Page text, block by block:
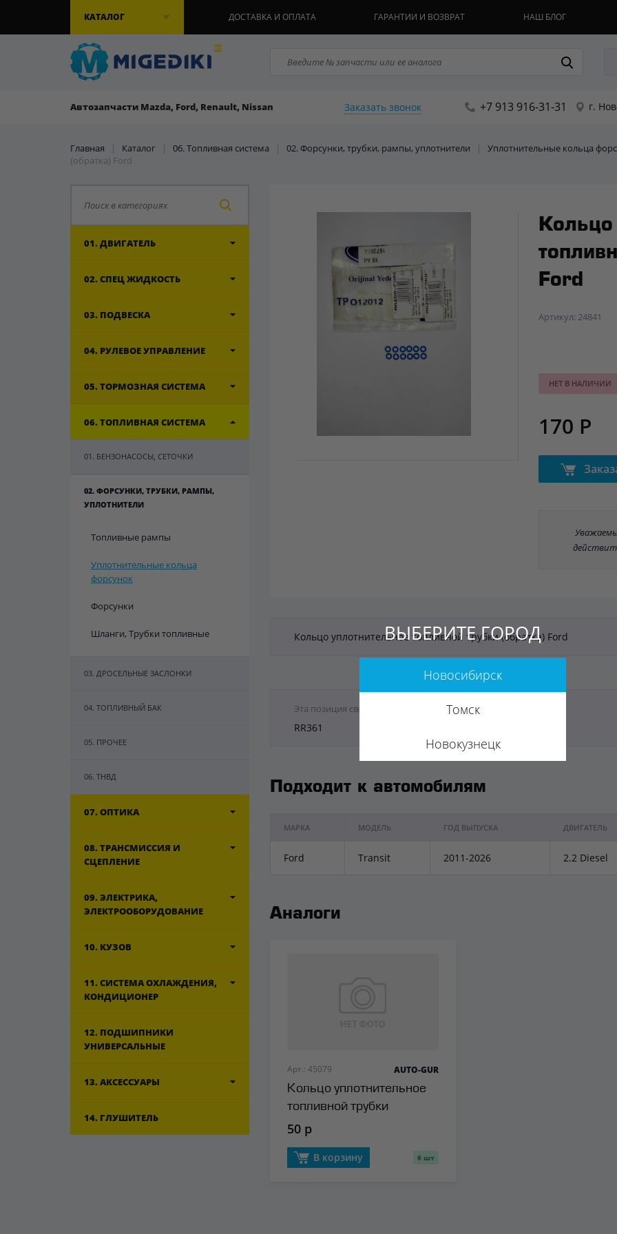
КАТАЛОГ ДОСТАВКА И ОПЛАТА ГАРАНТИИ И ВОЗВРАТ НАШ БЛОГ
Автозапчасти Mazda, Ford, Renault, Nissan Заказать звонок +7 913 916-31-31 г.
Главная | Каталог | 06. Топливная система | 02. Форсунки, трубки, рампы, уплотнители | Уплотнительные кольца
(обратка) Ford
01. ДВИГАТЕЛЬ
02. СПЕЦ ЖИДКОСТЬ
03. ПОДВЕСКА
04. РУЛЕВОЕ УПРАВЛЕНИЕ
05. ТОРМОЗНАЯ СИСТЕМА
06. ТОПЛИВНАЯ СИСТЕМА
01. БЕНЗОНАСОСЫ, СЕТОЧКИ
02. ФОРСУНКИ, ТРУБКИ, РАМПЫ,
УПЛОТНИТЕЛИ
Топливные рампы
Уплотнительные кольца
форсунок
Форсунки
Шланги, Трубки топливные
03. ДРОСЕЛЬНЫЕ ЗАСЛОНКИ
04. ТОПЛИВНЫЙ БАК
05. ПРОЧЕЕ
06. ТНВД
07. ОПТИКА
08. ТРАНСМИССИЯ И
СЦЕПЛЕНИЕ
09. ЭЛЕКТРИКА,
ЭЛЕКТРООБОРУДОВАНИЕ
10. КУЗОВ
11. СИСТЕМА ОХЛАЖДЕНИЯ,
КОНДИЦИОНЕР
12. ПОДШИПНИКИ
УНИВЕРСАЛЬНЫЕ
13. АКСЕССУАРЫ
14. ГЛУШИТЕЛЬ
Кольцо
Ford
Артикул: 24841
НЕТ В НАЛИЧИИ
170 Р
Кольцо уплотнительное топливной трубки (обратка) Ford
Эта позиция связана с партномерами:
RR361
Подходит к автомобилям
МАРКА МОДЕЛЬ ГОД ВЫПУСКА ДВИГАТЕЛЬ
Ford Transit 2011-2026 2.2 Diesel
Аналоги
Арт.: 45079
Кольцо уплотнительное
топливной трубки
(обратка) Auto-GUR
AUTO-GUR
50 р
В корзину 6 шт
ВЫБЕРИТЕ ГОРОД
Новосибирск
Томск
Новокузнецк